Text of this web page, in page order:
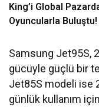
King’i Global
Oyuncularla Buluştu!
Samsung Jet95S,
gücüyle güçlü bir
Jet85S modeli ise
günlük kullanım